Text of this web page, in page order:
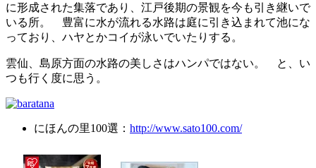
に形成された集落であり、江戸後期の景観を今も引き継いで
いる所。 豊富に水が流れる水路は庭に引き込まれて池にな
っており、ハヤとかコイが泳いでいたりする。
雲仙、島原方面の水路の美しさはハンパではない。 と、い
つも行く度に思う。
にほんの里100選： http://www.sato100.com/